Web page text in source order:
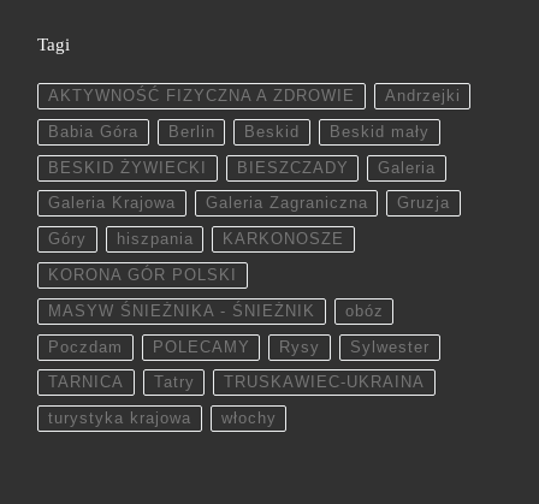
Tagi
AKTYWNOŚĆ FIZYCZNA A ZDROWIE Andrzejki
Babia Góra Berlin Beskid Beskid mały
BESKID ŻYWIECKI BIESZCZADY Galeria
Galeria Krajowa Galeria Zagraniczna Gruzja
Góry hiszpania KARKONOSZE
KORONA GÓR POLSKI
MASYW ŚNIEŻNIKA - ŚNIEŻNIK obóz
Poczdam POLECAMY Rysy Sylwester
TARNICA Tatry TRUSKAWIEC-UKRAINA
turystyka krajowa włochy